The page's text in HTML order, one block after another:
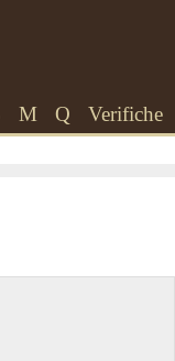
M Q Verifiche